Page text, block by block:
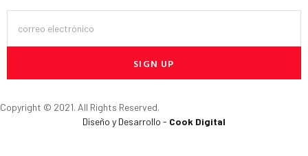
SIGN UP
Copyright © 2021. All Rights Reserved.
Diseño y Desarrollo - Cook Digital